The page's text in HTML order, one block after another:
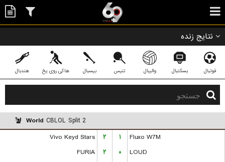
نتایج زنده
فوتبال بسکتبال والیبال تنیس بیسبال هاکی روی یخ هندبال
World CBLOL Split 2
Vivo Keyd Stars
۲ ۱
Fluxo W7M
FURIA
۲ ۰
LOUD